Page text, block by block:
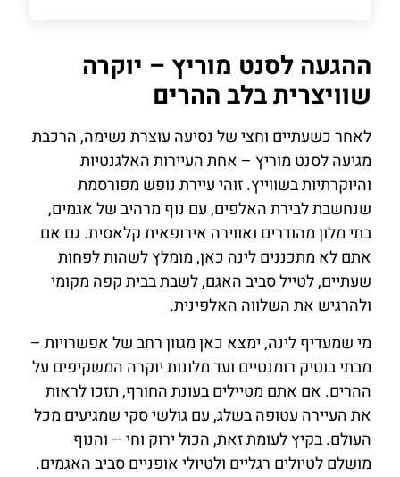
ההגעה לסנט מוריץ – יוקרה
שוויצרית בלב ההרים
לאחר כשעתיים וחצי של נסיעה עוצרת נשימה, הרכבת
מגיעה לסנט מוריץ – אחת העיירות האלגנטיות
והיוקרתיות בשווייץ. זוהי עיירת נופש מפורסמת
שנחשבת לבירת האלפים, עם נוף מרהיב של אגמים,
בתי מלון מהודרים ואווירה אירופאית קלאסית. גם אם
אתם לא מתכננים לינה כאן, מומלץ לשהות לפחות
שעתיים, לטייל סביב האגם, לשבת בבית קפה מקומי
ולהרגיש את השלווה האלפינית.
מי שמעדיף לינה, ימצא כאן מגוון רחב של אפשרויות –
מבתי בוטיק רומנטיים ועד מלונות יוקרה המשקיפים על
ההרים. אם אתם מטיילים בעונת החורף, תזכו לראות
את העיירה עטופה בשלג, עם גולשי סקי שמגיעים מכל
העולם. בקיץ לעומת זאת, הכול ירוק וחי – והנוף
מושלם לטיולים רגליים ולטיולי אופניים סביב האגמים.